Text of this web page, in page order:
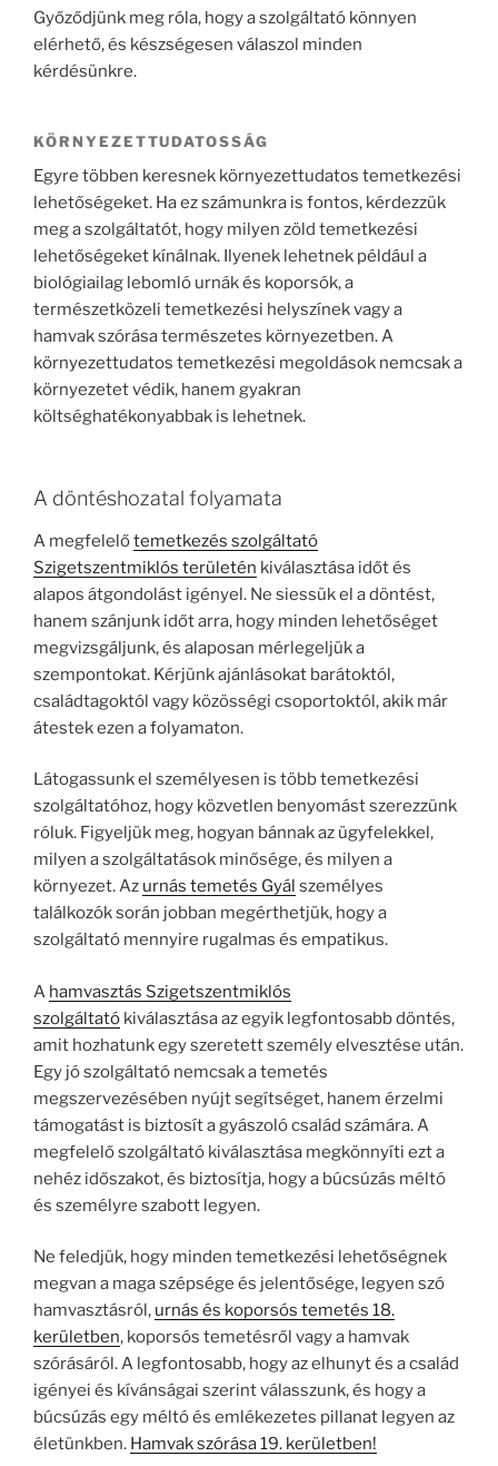
Győződjünk meg róla, hogy a szolgáltató könnyen
elérhető, és készségesen válaszol minden
kérdésünkre.
KÖRNYEZETTUDATOSSÁG
Egyre többen keresnek környezettudatos temetkezési
lehetőségeket. Ha ez számunkra is fontos, kérdezzük
meg a szolgáltatót, hogy milyen zöld temetkezési
lehetőségeket kínálnak. Ilyenek lehetnek például a
biológiailag lebomló urnák és koporsók, a
természetközeli temetkezési helyszínek vagy a
hamvak szórása természetes környezetben. A
környezettudatos temetkezési megoldások nemcsak a
környezetet védik, hanem gyakran
költséghatékonyabbak is lehetnek.
A döntéshozatal folyamata
A megfelelőtemetkezés szolgáltató
Szigetszentmiklós területén kiválasztása időt és
alapos átgondolást igényel. Ne siessük el a döntést,
hanem szánjunk időt arra, hogy minden lehetőséget
megvizsgáljunk, és alaposan mérlegeljük a
szempontokat. Kérjünk ajánlásokat barátoktól,
családtagoktól vagy közösségi csoportoktól, akik már
átestek ezen a folyamaton.
Látogassunk el személyesen is több temetkezési
szolgáltatóhoz, hogy közvetlen benyomást szerezzünk
róluk. Figyeljük meg, hogyan bánnak az ügyfelekkel,
milyen a szolgáltatások minősége, és milyen a
környezet. Az urnás temetés Gyál személyes
találkozók során jobban megérthetjük, hogy a
szolgáltató mennyire rugalmas és empatikus.
A hamvasztás Szigetszentmiklós
szolgáltató kiválasztása az egyik legfontosabb döntés,
amit hozhatunk egy szeretett személy elvesztése után.
Egy jó szolgáltató nemcsak a temetés
megszervezésében nyújt segítséget, hanem érzelmi
támogatást is biztosít a gyászoló család számára. A
megfelelő szolgáltató kiválasztása megkönnyíti ezt a
nehéz időszakot, és biztosítja, hogy a búcsúzás méltó
és személyre szabott legyen.
Ne feledjük, hogy minden temetkezési lehetőségnek
megvan a maga szépsége és jelentősége, legyen szó
hamvasztásról, urnás és koporsós temetés 18.
kerületben, koporsós temetésről vagy a hamvak
szórásáról. A legfontosabb, hogy az elhunyt és a család
igényei és kívánságai szerint válasszunk, és hogy a
búcsúzás egy méltó és emlékezetes pillanat legyen az
életünkben. Hamvak szórása 19. kerületben!